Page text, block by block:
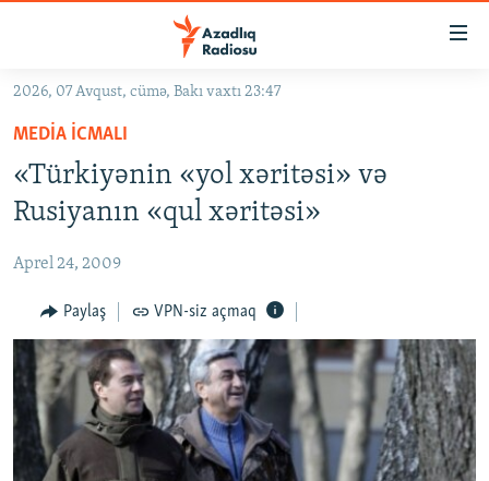
Əsas
qayıt
Əsas
naviqasiyaya
qayıt
Axtarışa
keç
GÜNDƏM
#İZAHLA
KORRUPSIOMETR
#ƏSLINDƏ
FƏRQƏ BAX
QANUNI DOĞRU
ARAŞDIRMA
MULTIMEDIA
VIDEO
FOTOQALEREYA
RADIO ARXIV
OXU ZALI
HAQQIMIZDA
2026, 07 Avqust, cümə, Bakı vaxtı 23:47
MEDIA ICMALI
«Türkiyənin «yol xəritəsi» və
Rusiyanın «qul xəritəsi»
Aprel 24, 2009
Paylaş VPN-siz açmaq